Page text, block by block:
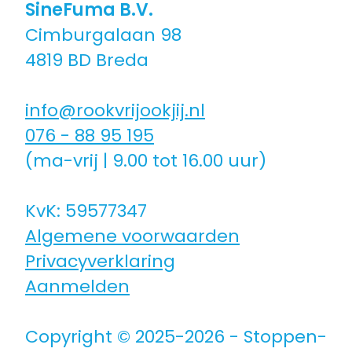
Coaching icm kinderwens | zwanger
Voor jongeren
Voor coaches
Voor coaches in opleiding
SineFuma B.V.
Cimburgalaan 98
4819 BD Breda
info@rookvrijookjij.nl
076 - 88 95 195
(ma-vrij | 9.00 tot 16.00 uur)
KvK: 59577347
Algemene voorwaarden
Privacyverklaring
Aanmelden
Copyright © 2025-2026 - Stoppen-